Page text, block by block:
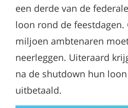
een derde van de
loon rond de feestdagen.
miljoen ambtenaren
neerleggen. Uiteraard
na de shutdown hun
uitbetaald.